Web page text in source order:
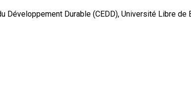
Développement Durable (CEDD), Université Libre de